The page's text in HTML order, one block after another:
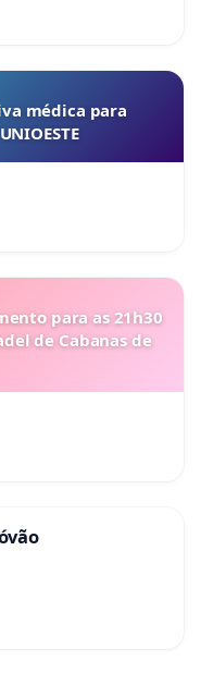
médica para
para as 21h30
de Cabanas de